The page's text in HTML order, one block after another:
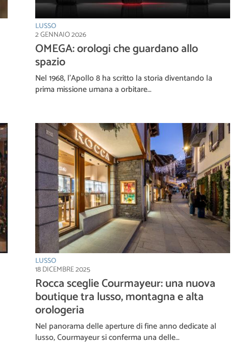
LUSSO
2 GENNAIO 2026
OMEGA: orologi che guardano allo
spazio
Nel 1968, l’Apollo 8 ha scritto la storia diventando la
prima missione umana a orbitare…
LUSSO
18 DICEMBRE 2025
Rocca sceglie Courmayeur: una nuova
boutique tra lusso, montagna e alta
orologeria
Nel panorama delle aperture di fine anno dedicate al
lusso, Courmayeur si conferma una delle…